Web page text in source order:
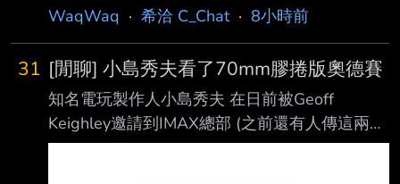
WaqWaq · 希洽 C_Chat· 8小時前
31 [閒聊] 小島秀夫看了70mm膠捲版奧德賽
知名電玩製作人小島秀夫 在日前被Geoff
Keighley邀請到IMAX總部 (之前還有人傳這兩個
人有beef 應該子虛烏有) 也看了70mm膠捲版的